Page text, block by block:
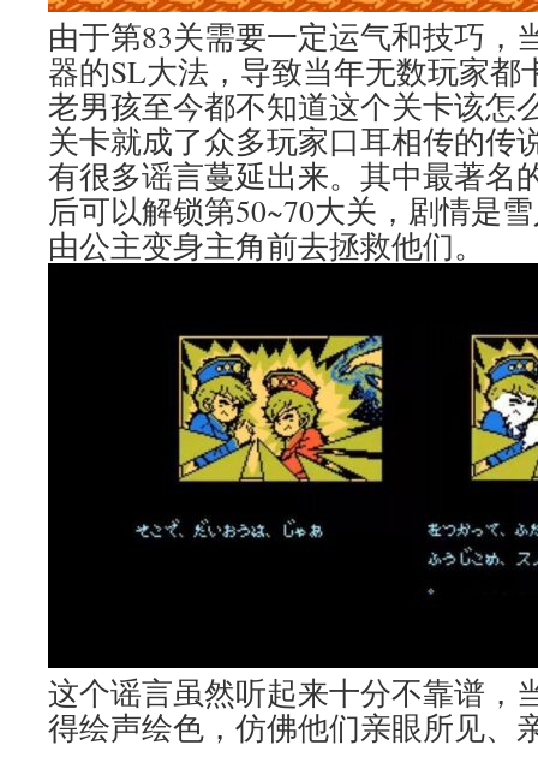
由于第83关需要一定运气和技巧，
器的SL大法，导致当年无数玩家都
老男孩至今都不知道这个关卡该怎
关卡就成了众多玩家口耳相传的传
有很多谣言蔓延出来。其中最著名
后可以解锁第50~70大关，剧情是
由公主变身主角前去拯救他们。
这个谣言虽然听起来十分不靠谱，
得绘声绘色，仿佛他们亲眼所见、